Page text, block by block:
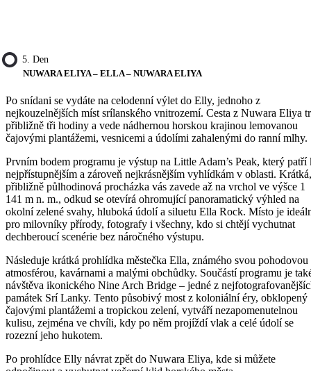
5. Den
NUWARA ELIYA – ELLA – NUWARA ELIYA
Po snídani se vydáte na celodenní výlet do Elly, jednoho z
nejkouzelnějších míst srílanského vnitrozemí. Cesta z Nuwara Eliya
přibližně tři hodiny a vede nádhernou horskou krajinou lemovanou
čajovými plantážemi, vesnicemi a údolími zahalenými do ranní mlhy.
Prvním bodem programu je výstup na Little Adam’s Peak, který patří
nejpřístupnějším a zároveň nejkrásnějším vyhlídkám v oblasti. Krátká,
přibližně půlhodinová procházka vás zavede až na vrchol ve výšce 1
141 m n. m., odkud se otevírá ohromující panoramatický výhled na
okolní zelené svahy, hluboká údolí a siluetu Ella Rock. Místo je
pro milovníky přírody, fotografy i všechny, kdo si chtějí vychutnat
dechberoucí scenérie bez náročného výstupu.
Následuje krátká prohlídka městečka Ella, známého svou pohodovou
atmosférou, kavárnami a malými obchůdky. Součástí programu je
návštěva ikonického Nine Arch Bridge – jedné z
památek Srí Lanky. Tento působivý most z koloniální éry, obklopený
čajovými plantážemi a tropickou zelení, vytváří nezapomenutelnou
kulisu, zejména ve chvíli, kdy po něm projíždí vlak a celé údolí se
rozezní jeho hukotem.
Po prohlídce Elly návrat zpět do Nuwara Eliya, kde si můžete